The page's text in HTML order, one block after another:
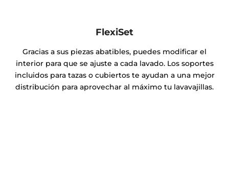
FlexiSet
Gracias a sus piezas abatibles, puedes modificar el
interior para que se ajuste a cada lavado. Los soportes
incluidos para tazas o cubiertos te ayudan a una mejor
distribución para aprovechar al máximo tu lavavajillas.